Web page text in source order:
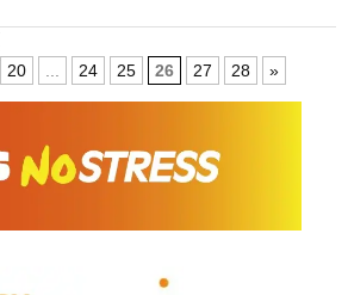
20 24 25 26 27 28 »